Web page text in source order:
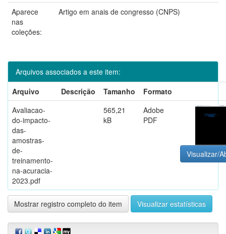
Aparece
nas
coleções:
Artigo em anais de congresso (CNPS)
Arquivos associados a este item:
Arquivo
Descrição Tamanho
Formato
Avaliacao-
do-impacto-
das-
amostras-
de-
treinamento-
na-acuracia-
2023.pdf
565,21
kB
Adobe
PDF
Visualizar/
Mostrar registro completo do item Visualizar estatísticas